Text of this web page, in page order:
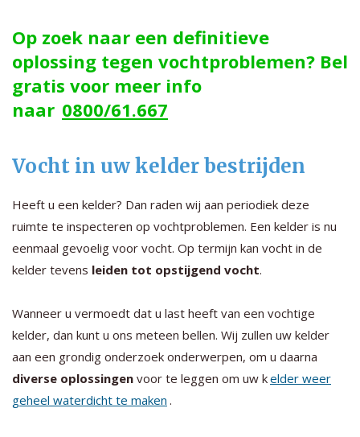
Op zoek naar een definitieve
oplossing tegen vochtproblemen? Bel
gratis voor meer info
naar 0800/61.667
Vocht in uw kelder bestrijden
Heeft u een kelder? Dan raden wij aan periodiek deze
ruimte te inspecteren op vochtproblemen. Een kelder is nu
eenmaal gevoelig voor vocht. Op termijn kan vocht in de
kelder tevens leiden tot opstijgend vocht.
Wanneer u vermoedt dat u last heeft van een vochtige
kelder, dan kunt u ons meteen bellen. Wij zullen uw kelder
aan een grondig onderzoek onderwerpen, om u daarna
diverse oplossingen voor te leggen om uw kelder weer
geheel waterdicht te maken .